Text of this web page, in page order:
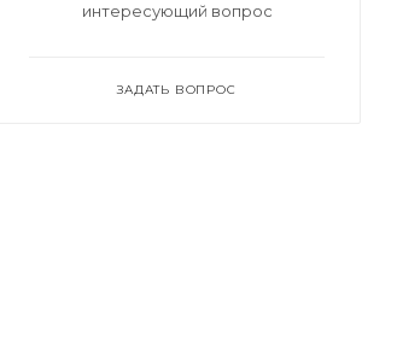
интересующий вопрос
ЗАДАТЬ ВОПРОС